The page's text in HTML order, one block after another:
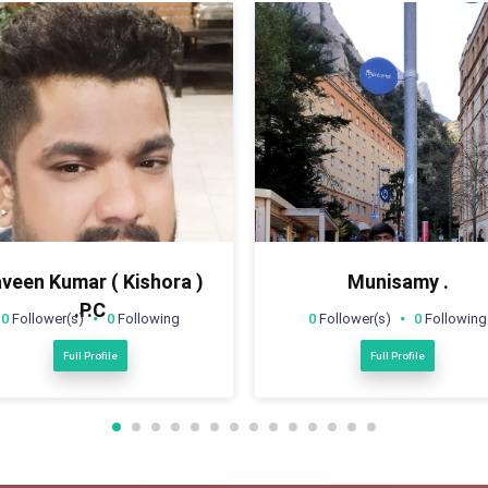
Munisamy .
0Follower(s) 0Following
Full Profile
Vijaya Kumar Kamatagi
0 Follower(s) 0 Following
Full Profile